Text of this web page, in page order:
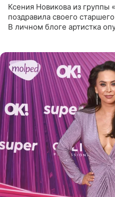
Ксения Новикова из группы
поздравила своего
В личном блоге артистка